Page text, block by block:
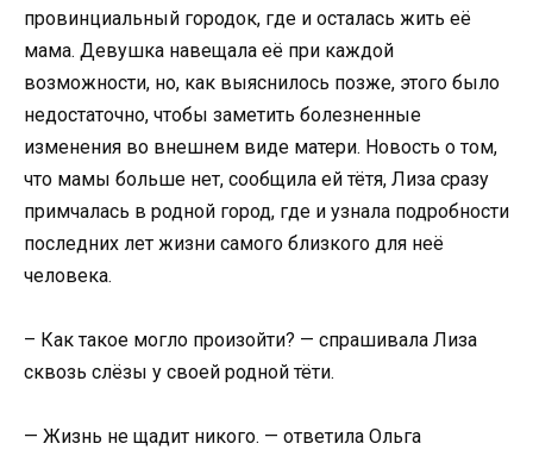
провинциальный городок, где и осталась жить её
мама. Девушка навещала её при каждой
возможности, но, как выяснилось позже, этого было
недостаточно, чтобы заметить болезненные
изменения во внешнем виде матери. Новость о том,
что мамы больше нет, сообщила ей тётя, Лиза сразу
примчалась в родной город, где и узнала подробности
последних лет жизни самого близкого для неё
человека.
– Как такое могло произойти? — спрашивала Лиза
сквозь слёзы у своей родной тёти.
— Жизнь не щадит никого. — ответила Ольга